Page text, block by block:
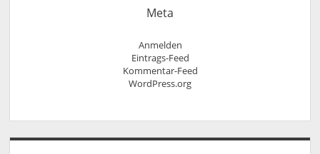
Meta
Anmelden
Eintrags-Feed
Kommentar-Feed
WordPress.org